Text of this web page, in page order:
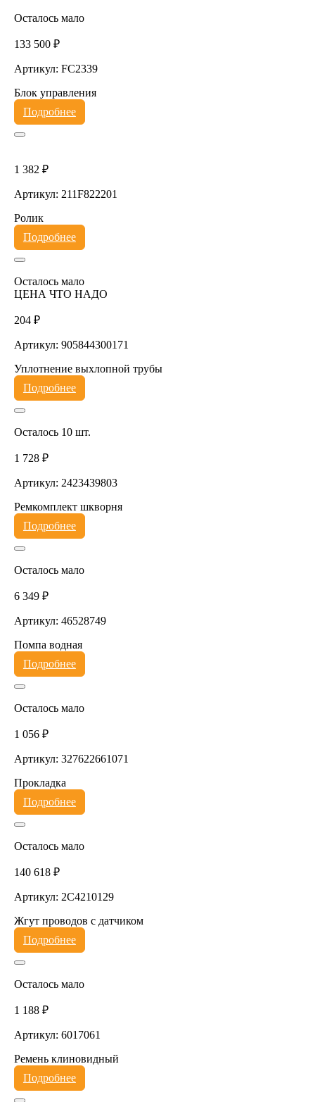
Осталось мало
133 500 ₽
Артикул: FC2339
Блок управления
Подробнее
1 382 ₽
Артикул: 211F822201
Ролик
Подробнее
Осталось мало
ЦЕНА ЧТО НАДО
204 ₽
Артикул: 905844300171
Уплотнение выхлопной трубы
Подробнее
Осталось 10 шт.
1 728 ₽
Артикул: 2423439803
Ремкомплект шкворня
Подробнее
Осталось мало
6 349 ₽
Артикул: 46528749
Помпа водная
Подробнее
Осталось мало
1 056 ₽
Артикул: 327622661071
Прокладка
Подробнее
Осталось мало
140 618 ₽
Артикул: 2C4210129
Жгут проводов с датчиком
Подробнее
Осталось мало
1 188 ₽
Артикул: 6017061
Ремень клиновидный
Подробнее